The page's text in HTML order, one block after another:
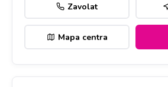
Zavolat
Mapa centra